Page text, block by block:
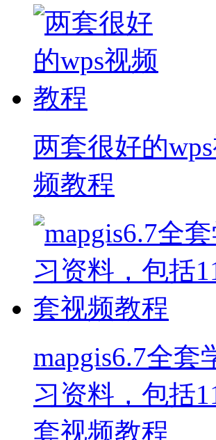
两套很好的
频教程
mapgis6.7全套
习资料，包括
套视频教程